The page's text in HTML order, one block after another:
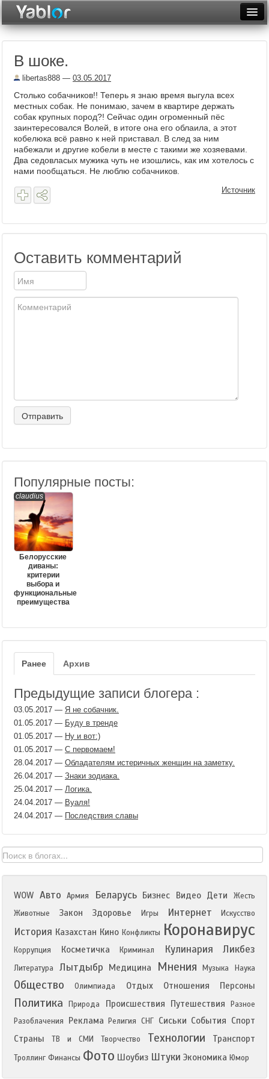
Рейтинги
Архив
В шоке.
libertas888 — 03.05.2017
Столько собачников!! Теперь я знаю время выгула всех
местных собак. Не понимаю, зачем в квартире держать
собак крупных пород?! Сейчас один огроменный пёс
заинтересовался Волей, в итоге она его облаила, а этот
кобелюка всё равно к ней приставал. В след за ним
набежали и другие кобели в месте с такими же хозяевами.
Два седовласых мужика чуть не изошлись, как им хотелось с
нами пообщаться. Не люблю собачников.
Источник
Оставить комментарий
Популярные посты:
claudius
Белорусские
диваны:
критерии
выбора и
функциональные
преимущества
Ранее Архив
Предыдущие записи блогера :
03.05.2017 — Я не собачник.
01.05.2017 — Буду в тренде
01.05.2017 — Ну и вот:)
01.05.2017 — С первомаем!
28.04.2017 — Обладателям истеричных женщин на заметку.
26.04.2017 — Знаки зодиака.
25.04.2017 — Логика.
24.04.2017 — Вуаля!
24.04.2017 — Последствия славы
WOW Авто Армия Беларусь Бизнес Видео Дети
Жесть
Животные
Закон Здоровье Игры Интернет Искусство
История Казахстан Кино Конфликты Коронавирус
Коррупция Косметичка Криминал Кулинария Ликбез
Литература Лытдыбр Медицина Мнения Музыка Наука
Общество Олимпиада Отдых Отношения Персоны
Политика Природа Происшествия Путешествия
Разное
Разоблачения
Реклама Религия СНГ Сиськи События Спорт
Страны
ТВ и СМИ Творчество Технологии Транспорт
Троллинг Финансы Фото Шоубиз Штуки Экономика Юмор